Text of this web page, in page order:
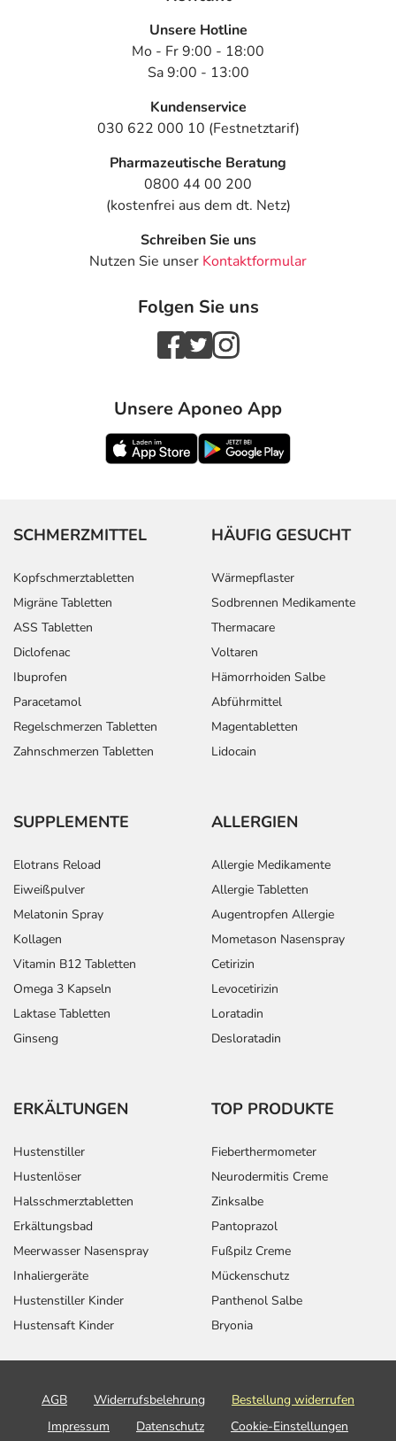
Unsere Hotline
Mo - Fr 9:00 - 18:00
Sa 9:00 - 13:00
Kundenservice
030 622 000 10 (Festnetztarif)
Pharmazeutische Beratung
0800 44 00 200
(kostenfrei aus dem dt. Netz)
Schreiben Sie uns
Nutzen Sie unser Kontaktformular
Folgen Sie uns
Unsere Aponeo App
SCHMERZMITTEL
Kopfschmerztabletten
Migräne Tabletten
ASS Tabletten
Diclofenac
Ibuprofen
Paracetamol
Regelschmerzen Tabletten
Zahnschmerzen Tabletten
HÄUFIG GESUCHT
Wärmepflaster
Sodbrennen Medikamente
Thermacare
Voltaren
Hämorrhoiden Salbe
Abführmittel
Magentabletten
Lidocain
SUPPLEMENTE
Elotrans Reload
Eiweißpulver
Melatonin Spray
Kollagen
Vitamin B12 Tabletten
Omega 3 Kapseln
Laktase Tabletten
Ginseng
ALLERGIEN
Allergie Medikamente
Allergie Tabletten
Augentropfen Allergie
Mometason Nasenspray
Cetirizin
Levocetirizin
Loratadin
Desloratadin
ERKÄLTUNGEN
Hustenstiller
Hustenlöser
Halsschmerztabletten
Erkältungsbad
Meerwasser Nasenspray
Inhaliergeräte
Hustenstiller Kinder
Hustensaft Kinder
TOP PRODUKTE
Fieberthermometer
Neurodermitis Creme
Zinksalbe
Pantoprazol
Fußpilz Creme
Mückenschutz
Panthenol Salbe
Bryonia
AGB Widerrufsbelehrung
Bestellung widerrufen
Impressum
Datenschutz
Cookie-Einstellungen